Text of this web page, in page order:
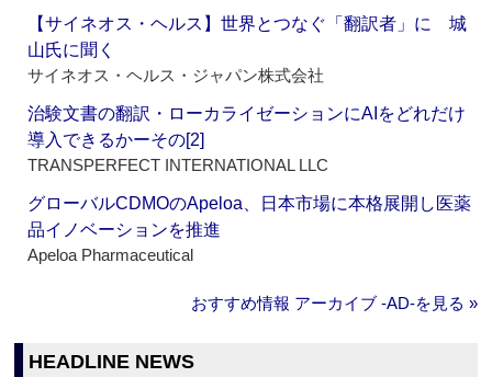
【サイネオス・ヘルス】世界とつなぐ「翻訳者」に 城
山氏に聞く
サイネオス・ヘルス・ジャパン株式会社
治験文書の翻訳・ローカライゼーションにAIをどれだけ
導入できるかーその[2]
TRANSPERFECT INTERNATIONAL LLC
グローバルCDMOのApeloa、日本市場に本格展開し医薬
品イノベーションを推進
Apeloa Pharmaceutical
おすすめ情報 アーカイブ ‐AD‐を見る »
HEADLINE NEWS